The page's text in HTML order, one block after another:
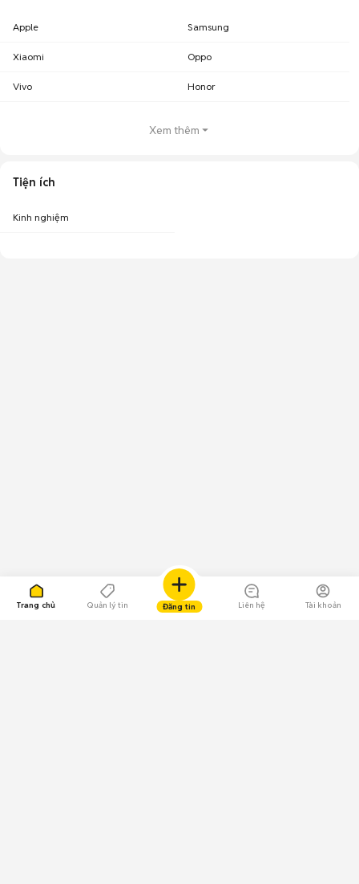
Trang chủ Quản lý tin Đăng tin Liên hệ Tài khoản
Apple Samsung
Xiaomi Oppo
Vivo Honor
Xem thêm
Tiện ích
Kinh nghiệm